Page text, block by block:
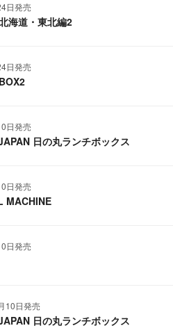
日発売
海道・東北編2
日発売
日発売
日の丸ランチボックス
日発売
MACHINE
日発売
10日発売
日の丸ランチボックス